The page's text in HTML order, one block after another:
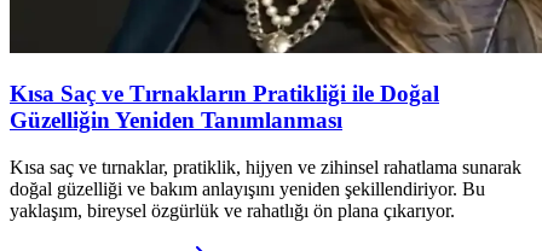
Kısa Saç ve Tırnakların Pratikliği ile Doğal
Güzelliğin Yeniden Tanımlanması
Kısa saç ve tırnaklar, pratiklik, hijyen ve zihinsel rahatlama sunarak
doğal güzelliği ve bakım anlayışını yeniden şekillendiriyor. Bu
yaklaşım, bireysel özgürlük ve rahatlığı ön plana çıkarıyor.